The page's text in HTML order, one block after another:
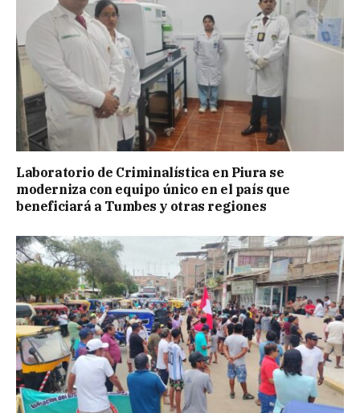
Laboratorio de Criminalística en Piura se
moderniza con equipo único en el país que
beneficiará a Tumbes y otras regiones